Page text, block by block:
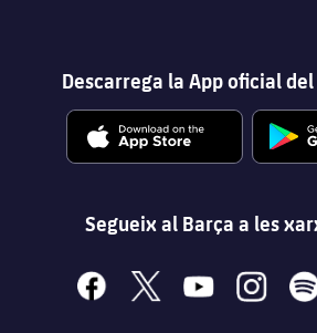
Descarrega la App oficial del
Segueix al Barça a les
facebook
x youtubeinstagram